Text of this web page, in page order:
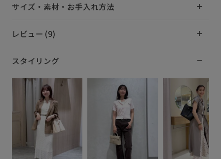
サイズ・素材・お手入れ方法
レビュー (9)
スタイリング